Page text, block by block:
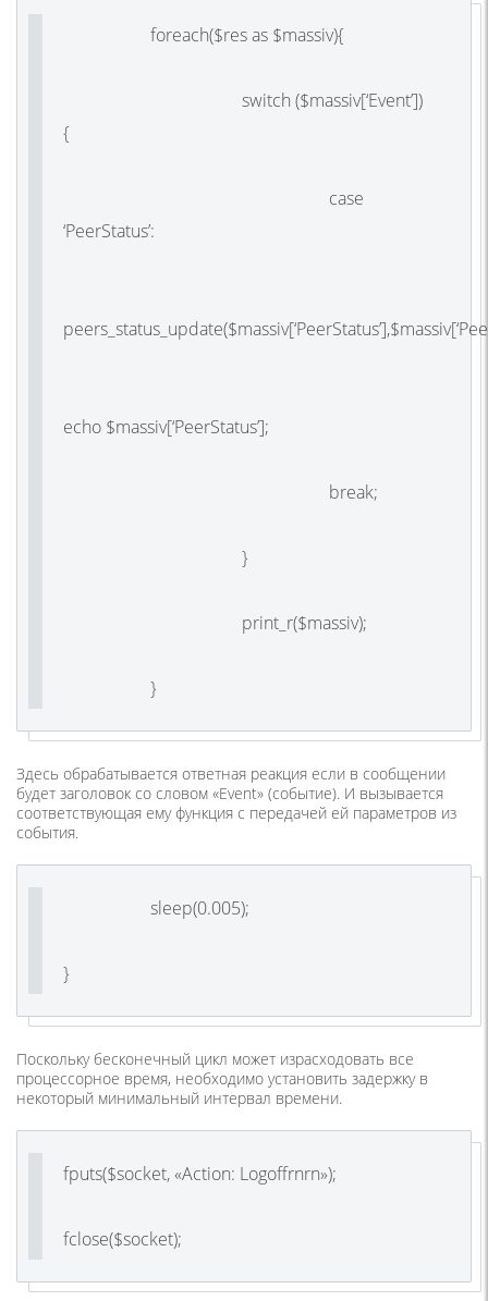
foreach($res as $massiv){
switch ($massiv[‘Event’])
{
case
‘PeerStatus’:
echo $massiv[‘PeerStatus’];
break;
}
print_r($massiv);
}
Здесь обрабатывается ответная реакция если в сообщении
будет заголовок со словом «Event» (событие). И вызывается
соответствующая ему функция с передачей ей параметров из
события.
sleep(0.005);
}
Поскольку бесконечный цикл может израсходовать все
процессорное время, необходимо установить задержку в
некоторый минимальный интервал времени.
fputs($socket, «Action: Logoffrnrn»);
fclose($socket);